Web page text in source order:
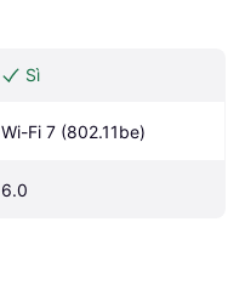
Sì
Wi-Fi 7 (802.11be)
6.0